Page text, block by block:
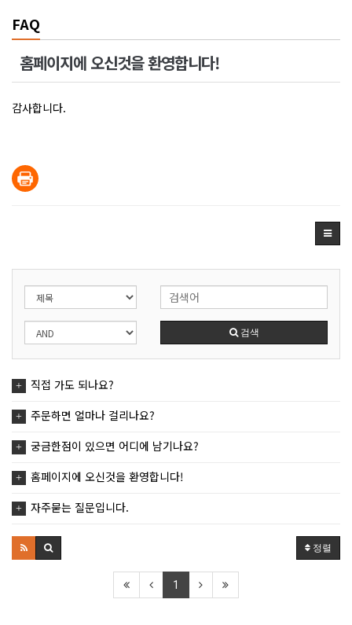
FAQ
홈페이지에 오신것을 환영합니다!
감사합니다.
검색
직접 가도 되나요?
주문하면 얼마나 걸리나요?
궁금한점이 있으면 어디에 남기나요?
홈페이지에 오신것을 환영합니다!
자주묻는 질문입니다.
정렬
1